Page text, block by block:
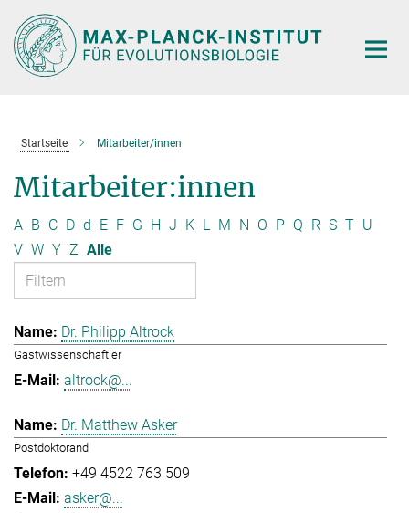
Hauptinhalt
Startseite Mitarbeiter/innen
Mitarbeiter:innen
A B C D d E F G H J K L M N O P Q R S T U
V W Y Z Alle
Dr. Philipp Altrock
Gastwissenschaftler
altrock@...
Dr. Matthew Asker
Postdoktorand
+49 4522 763 509
asker@...